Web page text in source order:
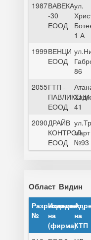
1987ВАВЕКА
-30
ЕООД
ул.
1 А
1999ВЕНЦИ
ЕООД
86
2055ГТП -
ПАВЛИКЕНИ
ЕООД
41
2090ДРАЙВ
КОНТРОЛ
ЕООД
март
№93
Област Видин
Разрешение
№
Издадено
на
(фирма)
на
КТП